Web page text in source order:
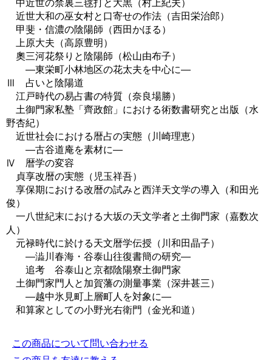
中近世の禁裏三毬打と大黒（村上紀夫）
近世大和の巫女村と口寄せの作法（吉田栄治郎）
甲斐・信濃の陰陽師（西田かほる）
上原大夫（高原豊明）
奧三河花祭りと陰陽師（松山由布子）
―東栄町小林地区の花太夫を中心に―
Ⅲ 占いと陰陽道
江戸時代の易占書の特質（奈良場勝）
土御門家私塾「齊政館」における術数書研究と出版（水
野杏紀）
近世社会における暦占の実態（川崎理恵）
―古谷道庵を素材に―
Ⅳ 暦学の変容
貞享改暦の実態（児玉祥吾）
享保期における改暦の試みと西洋天文学の導入（和田光
俊）
一八世紀末における大坂の天文学者と土御門家（嘉数次
人）
元禄時代に於ける天文暦学伝授（川和田晶子）
―澁川春海・谷泰山往復書簡の研究―
追考 谷泰山と京都陰陽寮土御門家
土御門家門人と加賀藩の測量事業（深井甚三）
―越中氷見町上層町人を対象に―
和算家としての小野光右衛門（金光和道）
この商品について問い合わせる